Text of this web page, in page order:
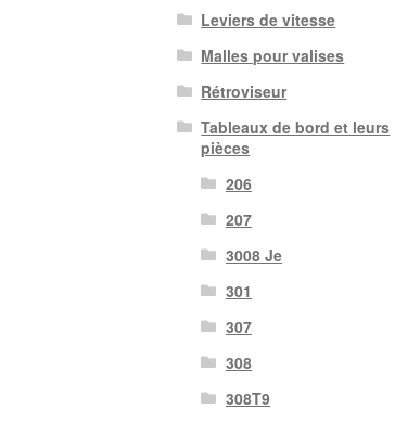
Leviers de vitesse
Malles pour valises
Rétroviseur
Tableaux de bord et leurs
pièces
206
207
3008 Je
301
307
308
308T9